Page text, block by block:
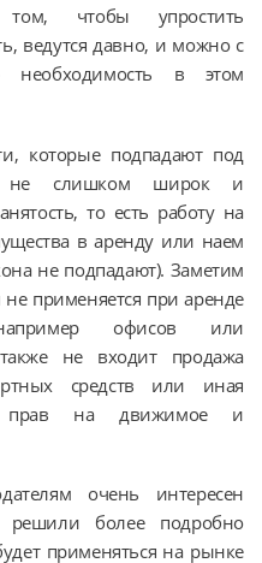
чтобы упростить
ведутся давно, и можно с
необходимость в этом
которые подпадают под
не слишком широк и
то есть работу на
в аренду или наем
не подпадают). Заметим
применяется при аренде
офисов или
не входит продажа
средств или иная
прав на движимое и
очень интересен
более подробно
применяться на рынке